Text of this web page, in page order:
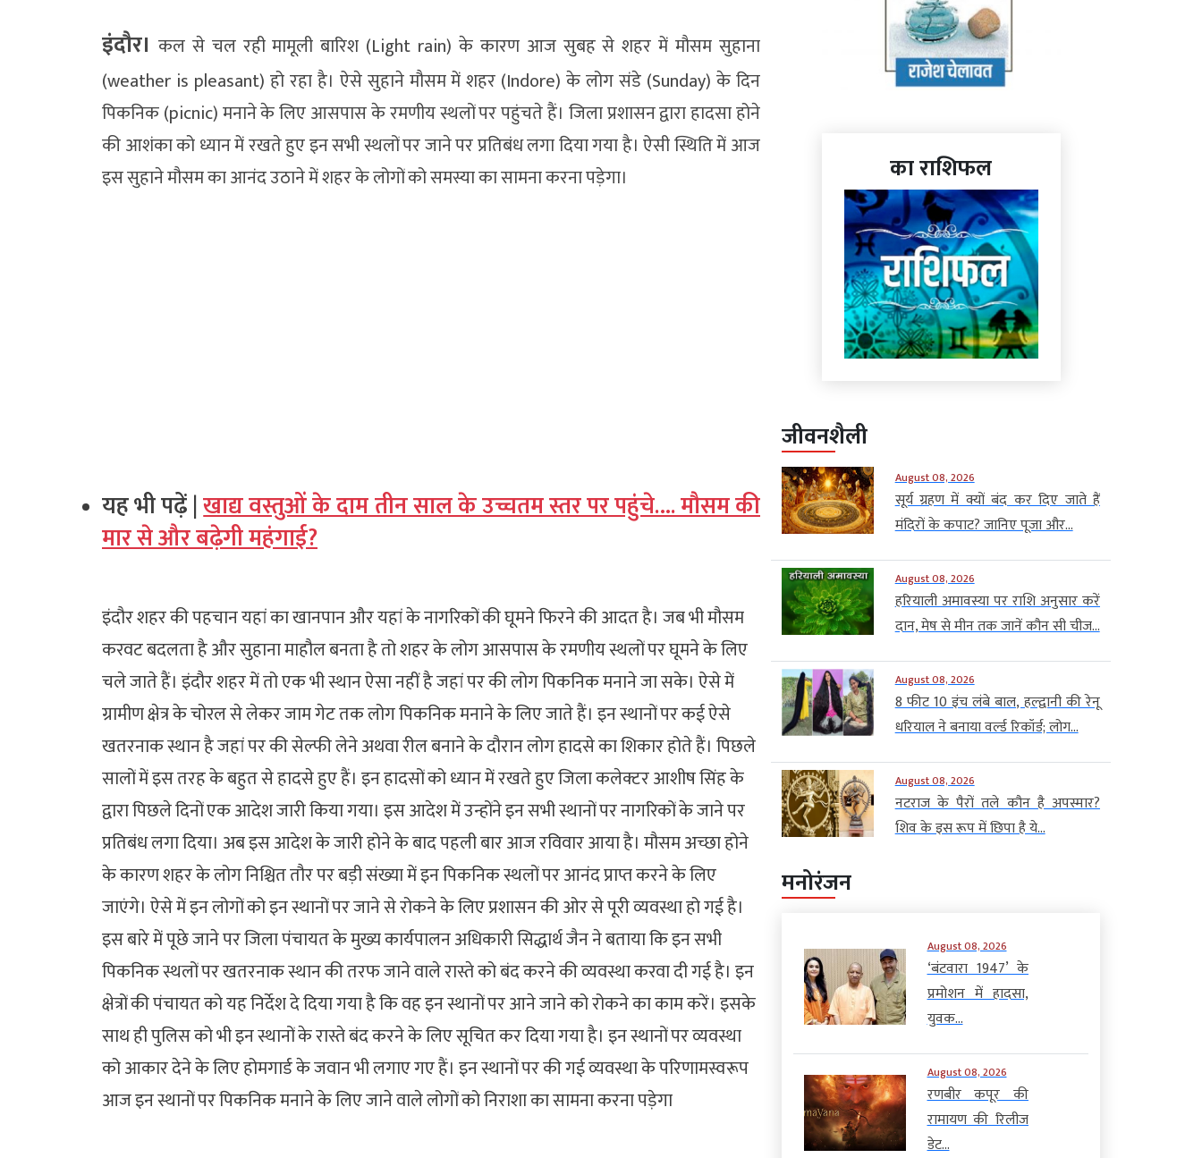
इंदौर। कल से चल रही मामूली बारिश (Light rain) के कारण आज सुबह से शहर में मौसम सुहाना
(weather is pleasant) हो रहा है। ऐसे सुहाने मौसम में शहर (Indore) के लोग संडे (Sunday) के दिन
पिकनिक (picnic) मनाने के लिए आसपास के रमणीय स्थलों पर पहुंचते हैं। जिला प्रशासन द्वारा हादसा होने
की आशंका को ध्यान में रखते हुए इन सभी स्थलों पर जाने पर प्रतिबंध लगा दिया गया है। ऐसी स्थिति में आज
इस सुहाने मौसम का आनंद उठाने में शहर के लोगों को समस्या का सामना करना पड़ेगा।
यह भी पढ़ें |खाद्य वस्तुओं के दाम तीन साल के उच्चतम स्तर पर पहुंचे…. मौसम की
मार से और बढ़ेगी महंगाई?
इंदौर शहर की पहचान यहां का खानपान और यहां के नागरिकों की घूमने फिरने की आदत है। जब भी मौसम
करवट बदलता है और सुहाना माहौल बनता है तो शहर के लोग आसपास के रमणीय स्थलों पर घूमने के लिए
चले जाते हैं। इंदौर शहर में तो एक भी स्थान ऐसा नहीं है जहां पर की लोग पिकनिक मनाने जा सके। ऐसे में
ग्रामीण क्षेत्र के चोरल से लेकर जाम गेट तक लोग पिकनिक मनाने के लिए जाते हैं। इन स्थानों पर कई ऐसे
खतरनाक स्थान है जहां पर की सेल्फी लेने अथवा रील बनाने के दौरान लोग हादसे का शिकार होते हैं। पिछले
सालों में इस तरह के बहुत से हादसे हुए हैं। इन हादसों को ध्यान में रखते हुए जिला कलेक्टर आशीष सिंह के
द्वारा पिछले दिनों एक आदेश जारी किया गया। इस आदेश में उन्होंने इन सभी स्थानों पर नागरिकों के जाने पर
प्रतिबंध लगा दिया। अब इस आदेश के जारी होने के बाद पहली बार आज रविवार आया है। मौसम अच्छा होने
के कारण शहर के लोग निश्चित तौर पर बड़ी संख्या में इन पिकनिक स्थलों पर आनंद प्राप्त करने के लिए
जाएंगे। ऐसे में इन लोगों को इन स्थानों पर जाने से रोकने के लिए प्रशासन की ओर से पूरी व्यवस्था हो गई है।
इस बारे में पूछे जाने पर जिला पंचायत के मुख्य कार्यपालन अधिकारी सिद्धार्थ जैन ने बताया कि इन सभी
पिकनिक स्थलों पर खतरनाक स्थान की तरफ जाने वाले रास्ते को बंद करने की व्यवस्था करवा दी गई है। इन
क्षेत्रों की पंचायत को यह निर्देश दे दिया गया है कि वह इन स्थानों पर आने जाने को रोकने का काम करें। इसके
साथ ही पुलिस को भी इन स्थानों के रास्ते बंद करने के लिए सूचित कर दिया गया है। इन स्थानों पर व्यवस्था
को आकार देने के लिए होमगार्ड के जवान भी लगाए गए हैं। इन स्थानों पर की गई व्यवस्था के परिणामस्वरूप
आज इन स्थानों पर पिकनिक मनाने के लिए जाने वाले लोगों को निराशा का सामना करना पड़ेगा
का राशिफल
जीवनशैली
August 08, 2026
सूर्य ग्रहण में क्यों बंद कर दिए जाते हैं
मंदिरों के कपाट? जानिए पूजा और...
August 08, 2026
हरियाली अमावस्या पर राशि अनुसार करें
दान, मेष से मीन तक जानें कौन सी चीज...
August 08, 2026
8 फीट 10 इंच लंबे बाल, हल्द्वानी की रेनू
धरियाल ने बनाया वर्ल्ड रिकॉर्ड; लोग...
August 08, 2026
नटराज के पैरों तले कौन है अपस्मार?
शिव के इस रूप में छिपा है ये...
मनोरंजन
August 08, 2026
‘बंटवारा 1947’ के
प्रमोशन में हादसा,
युवक...
August 08, 2026
रणबीर कपूर की
रामायण की रिलीज
डेट...